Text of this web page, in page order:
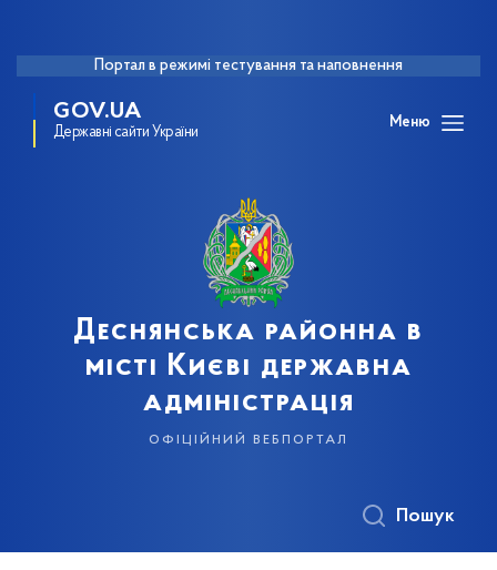
Портал в режимі тестування та наповнення
GOV.UA
Державні сайти України
Меню
Деснянська районна в
місті Києві державна
адміністрація
офіційний вебпортал
Пошук